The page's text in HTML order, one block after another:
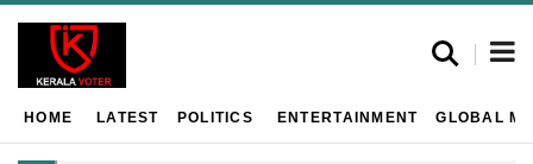
HOME LATEST POLITICS ENTERTAINMENT GLOBAL